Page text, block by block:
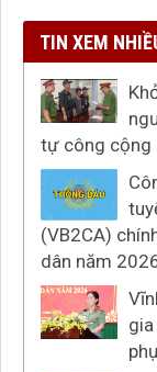
TIN XEM
tự công cộng
(VB2CA)
dân năm